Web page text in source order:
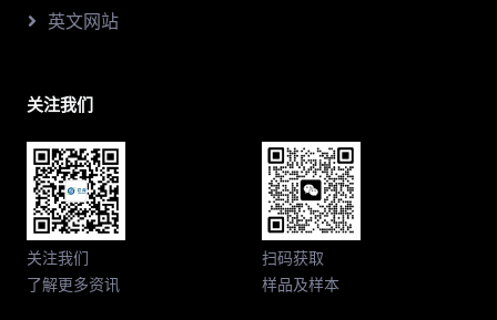
英文网站
关注我们
关注我们
了解更多资讯
扫码获取
样品及样本